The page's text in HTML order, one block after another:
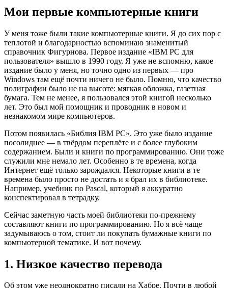
Мои первые компьютерные книги
У меня тоже были такие компьютерные книги. Я до сих пор с
теплотой и благодарностью вспоминаю знаменитый
справочник Фигурнова. Первое издание «IBM PC для
пользователя» вышло в 1990 году. Я уже не вспомню, какое
издание было у меня, но точно одно из первых — про
Windows там ещё почти ничего не было. Помню, что качество
полиграфии было не на высоте: мягкая обложка, газетная
бумага. Тем не менее, я пользовался этой книгой несколько
лет. Это был мой помощник и проводник в новом и
незнакомом мире компьютеров.
Потом появилась «Библия IBM PC». Это уже было издание
посолиднее — в твёрдом переплёте и с более глубоким
содержанием. Были и книги по программированию. Они тоже
служили мне немало лет. Особенно в те времена, когда
Интернет ещё только зарождался. Некоторые книги в те
времена было просто не достать и я брал их в библиотеке.
Например, учебник по Pascal, который я аккуратно
конспектировал в тетрадку.
Сейчас заметную часть моей библиотеки по-прежнему
составляют книги по программированию. Но я всё чаще
задумываюсь о том, стоит ли покупать бумажные книги по
компьютерной тематике. И вот почему.
1. Низкое качество перевода
Об этом уже неоднократно писали на Хабре. Почти в любой